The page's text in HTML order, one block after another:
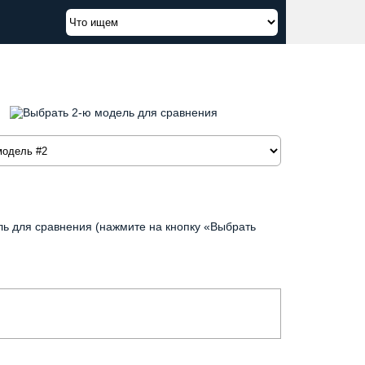
для сравнения (нажмите на кнопку «Выбрать